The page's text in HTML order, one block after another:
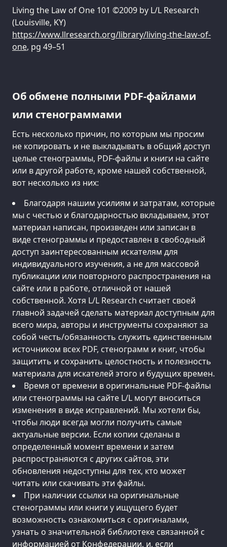
Living the Law of One 101 ©2009 by L/L Research
(Louisville, KY)
https://www.llresearch.org/library/living-the-law-of-
one, pg 49–51
Об обмене полными PDF-файлами
или стенограммами
Есть несколько причин, по которым мы просим
не копировать и не выкладывать в общий доступ
целые стенограммы, PDF-файлы и книги на сайте
или в другой работе, кроме нашей собственной,
вот несколько из них:
Благодаря нашим усилиям и затратам, которые
мы с честью и благодарностью вкладываем, этот
материал написан, произведен или записан в
виде стенограммы и предоставлен в свободный
доступ заинтересованным искателям для
индивидуального изучения, а не для массовой
публикации или повторного распространения на
сайте или в работе, отличной от нашей
собственной. Хотя L/L Research считает своей
главной задачей сделать материал доступным для
всего мира, авторы и инструменты сохраняют за
собой честь/обязанность служить единственным
источником всех PDF, стенограмм и книг, чтобы
защитить и сохранить целостность и полезность
материала для искателей этого и будущих времен.
Время от времени в оригинальные PDF-файлы
или стенограммы на сайте L/L могут вноситься
изменения в виде исправлений. Мы хотели бы,
чтобы люди всегда могли получить самые
актуальные версии. Если копии сделаны в
определенный момент времени и затем
распространяются с других сайтов, эти
обновления недоступны для тех, кто может
читать или скачивать эти файлы.
При наличии ссылки на оригинальные
стенограммы или книги у ищущего будет
возможность ознакомиться с оригиналами,
узнать о значительной библиотеке связанной с
информацией от Конфедерации, и, если